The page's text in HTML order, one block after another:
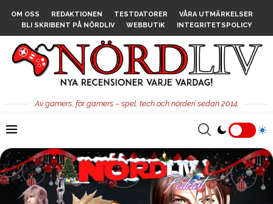
OM OSS REDAKTIONEN TESTDATORER
VÅRA UTMÄRKELSER
BLI SKRIBENT PÅ NÖRDLIV
WEBBUTIK INTEGRITETSPOLICY
Av gamers, för gamers – spel, tech och nörderi sedan 2014.